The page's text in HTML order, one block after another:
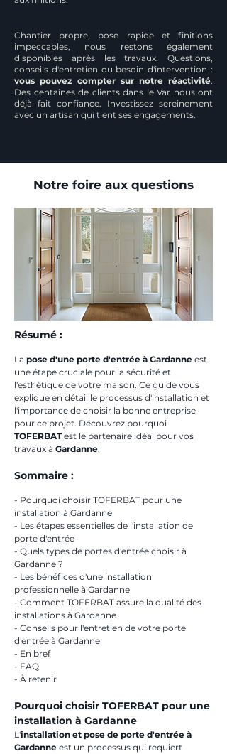
Chantier propre, pose rapide et finitions
impeccables, nous restons également
disponibles après les travaux. Questions,
conseils d'entretien ou besoin d'intervention :
vous pouvez compter sur notre réactivité.
Des centaines de clients dans le Var nous ont
déjà fait confiance. Investissez sereinement
avec un artisan qui tient ses engagements.
Notre foire aux questions
Résumé :
La pose d'une porte d'entrée à Gardanne est
une étape cruciale pour la sécurité et
l'esthétique de votre maison. Ce guide vous
explique en détail le processus d'installation et
l'importance de choisir la bonne entreprise
pour ce projet. Découvrez pourquoi
TOFERBAT est le partenaire idéal pour vos
travaux à Gardanne.
Sommaire :
- Pourquoi choisir TOFERBAT pour une
installation à Gardanne
- Les étapes essentielles de l'installation de
porte d'entrée
- Quels types de portes d'entrée choisir à
Gardanne ?
- Les bénéfices d'une installation
professionnelle à Gardanne
- Comment TOFERBAT assure la qualité des
installations à Gardanne
- Conseils pour l'entretien de votre porte
d'entrée à Gardanne
- En bref
- FAQ
- À retenir
Pourquoi choisir TOFERBAT pour une
installation à Gardanne
L'installation et pose de porte d'entrée à
Gardanne est un processus qui requiert